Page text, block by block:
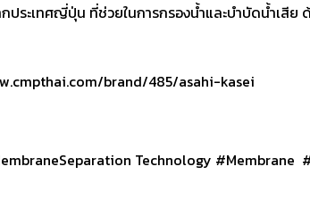
ประเทศญี่ปุ่น ที่ช่วยในการกรองน้ำและบำบัดน้ำเสี
brand/485/asahi-kasei
Technology #Membrane